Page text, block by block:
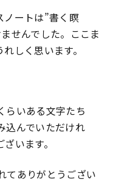
ノートは”書く瞑
せんでした。ここま
しく思います。
らいある文字たち
込んでいただけれ
います。
てありがとうござい